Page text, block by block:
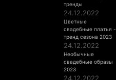
тренды
24.12.2022
Цветные
свадебные платья -
тренд сезона 2023
24.12.2022
Необычные
свадебные образы
2023
24.12.2022